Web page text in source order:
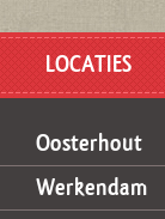
LOCATIES
Oosterhout
Werkendam